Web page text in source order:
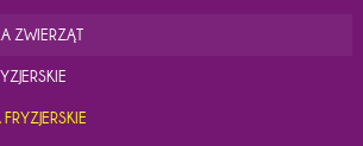
ZWIERZĄT